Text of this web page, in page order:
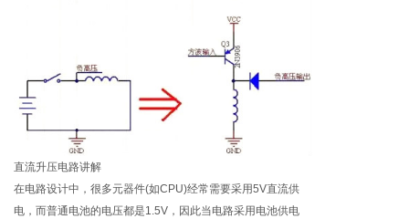
直流升压电路讲解
在电路设计中，很多元器件(如CPU)经常需要采用5V直流供
电，而普通电池的电压都是1.5V，因此当电路采用电池供电